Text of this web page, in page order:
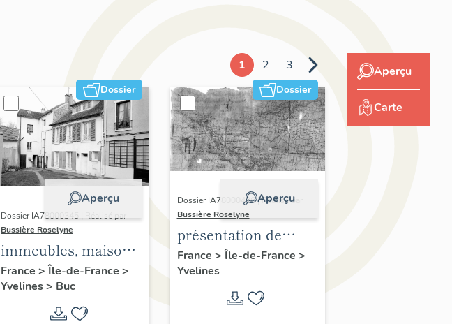
1 2 3
Dossier
Aperçu
Dossier IA78000345 | Réalisé par
Bussière Roselyne
immeubles, maisons,
fermes
France > Île-de-France >
Yvelines> Buc
Dossier
Aperçu
Dossier IA78000496 | Réalisé par
Bussière Roselyne
présentation de
l'étude du
patrimoine de l'aire
d'étude Versailles
périphérie sud
France > Île-de-France >
Yvelines
Aperçu
Carte